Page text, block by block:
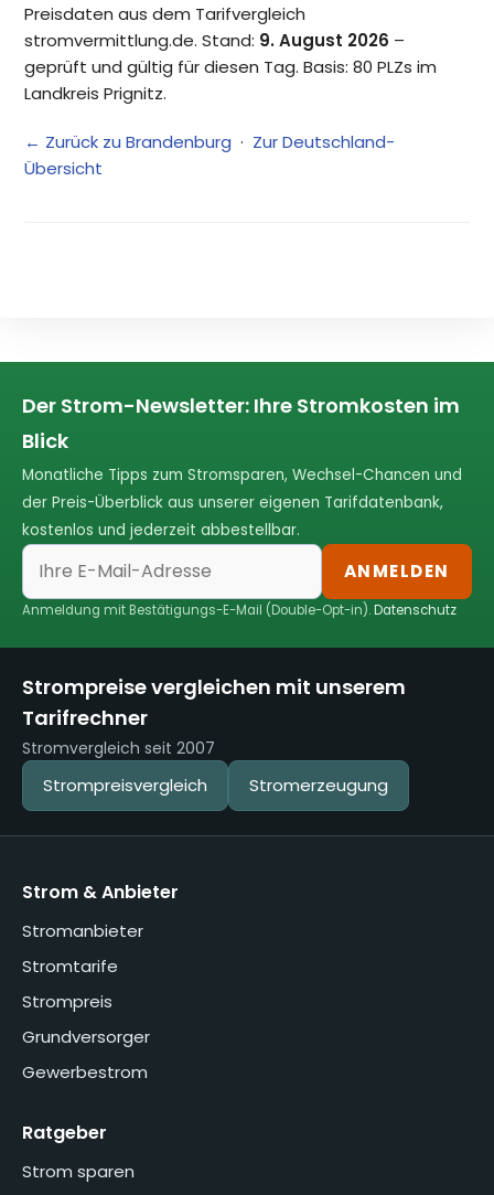
Preisdaten aus dem Tarifvergleich
stromvermittlung.de. Stand: 9. August 2026 –
geprüft und gültig für diesen Tag. Basis: 80 PLZs im
Landkreis Prignitz.
← Zurück zu Brandenburg · Zur Deutschland-
Übersicht
Der Strom-Newsletter: Ihre Stromkosten im
Blick
Monatliche Tipps zum Stromsparen, Wechsel-Chancen und
der Preis-Überblick aus unserer eigenen Tarifdatenbank,
kostenlos und jederzeit abbestellbar.
ANMELDEN
Anmeldung mit Bestätigungs-E-Mail (Double-Opt-in).Datenschutz
Strompreise vergleichen mit unserem
Tarifrechner
Stromvergleich seit 2007
Strompreisvergleich Stromerzeugung
Strom & Anbieter
Stromanbieter
Stromtarife
Strompreis
Grundversorger
Gewerbestrom
Ratgeber
Strom sparen